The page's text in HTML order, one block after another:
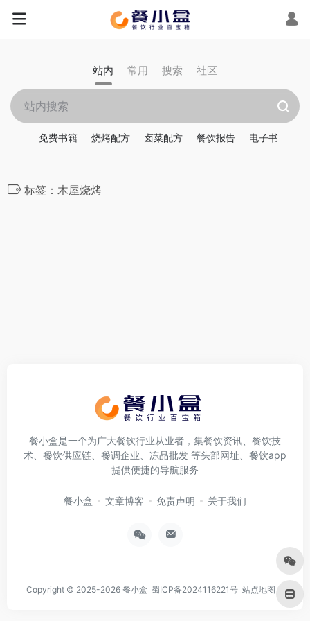
站内 常用 搜索 社区
免费书籍 烧烤配方 卤菜配方 餐饮报告 电子书
标签：木屋烧烤
餐小盒是一个为广大餐饮行业从业者，集餐饮资讯、餐饮技
术、餐饮供应链、餐调企业、冻品批发 等头部网址、餐饮app
提供便捷的导航服务
餐小盒 文章博客 免责声明 关于我们
Copyright © 2025-2026 餐小盒 蜀ICP备2024116221号 站点地图